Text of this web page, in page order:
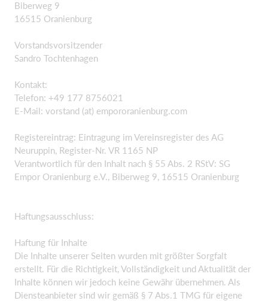
Biberweg 9
16515 Oranienburg
Vorstandsvorsitzender
Sandro Tochtenhagen
Kontakt:
Telefon: +49 177 8756021
E-Mail: vorstand (at) empororanienburg.com
Registereintrag: Eintragung im Vereinsregister des AG
Neuruppin, Register-Nr. VR 1165 NP
Verantwortlich für den Inhalt nach § 55 Abs. 2 RStV: SG
Empor Oranienburg e.V., Biberweg 9, 16515 Oranienburg
Haftungsausschluss:
Haftung für Inhalte
Die Inhalte unserer Seiten wurden mit größter Sorgfalt
erstellt. Für die Richtigkeit, Vollständigkeit und Aktualität der
Inhalte können wir jedoch keine Gewähr übernehmen. Als
Diensteanbieter sind wir gemäß § 7 Abs.1 TMG für eigene